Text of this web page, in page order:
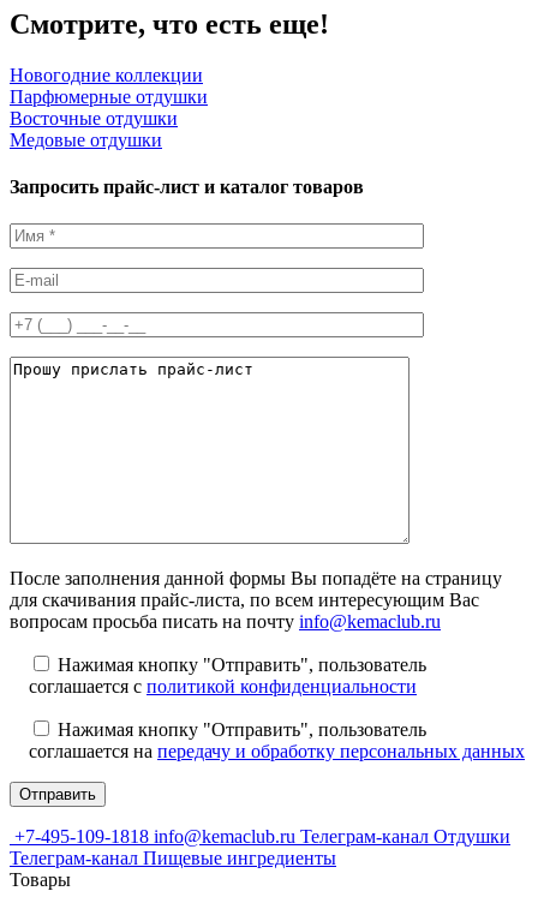
Смотрите, что есть еще!
Новогодние коллекции
Парфюмерные отдушки
Восточные отдушки
Медовые отдушки
Запросить прайс-лист и каталог товаров
После заполнения данной формы Вы попадёте на страницу
для скачивания прайс-листа, по всем интересующим Вас
вопросам просьба писать на почту info@kemaclub.ru
Нажимая кнопку "Отправить", пользователь
соглашается с политикой конфиденциальности
Нажимая кнопку "Отправить", пользователь
соглашается на передачу и обработку персональных данных
+7-495-109-1818 info@kemaclub.ru Телеграм-канал Отдушки
Телеграм-канал Пищевые ингредиенты
Товары